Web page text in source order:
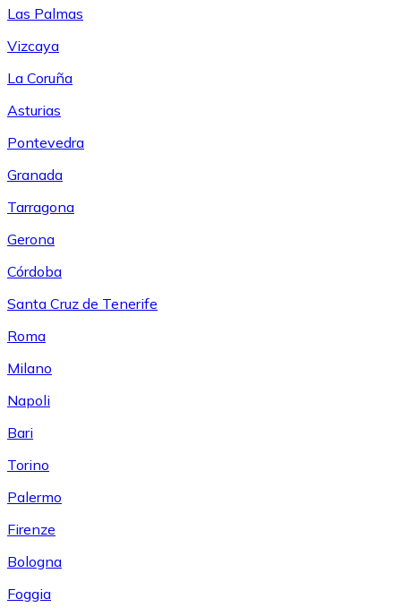
Las Palmas
Vizcaya
La Coruña
Asturias
Pontevedra
Granada
Tarragona
Gerona
Córdoba
Santa Cruz de Tenerife
Roma
Milano
Napoli
Bari
Torino
Palermo
Firenze
Bologna
Foggia